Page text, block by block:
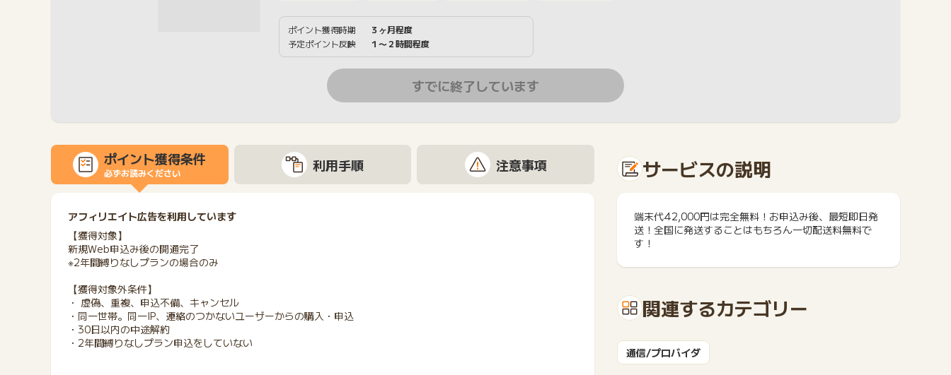
ポイント獲得時期
３ヶ月程度
予定ポイント反映
１〜２時間程度
すでに終了しています
ポイント獲得条件
必ずお読みください 利用手順 注意事項
アフィリエイト広告を利用しています
【獲得対象】
新規Web申込み後の開通完了
※2年間縛りなしプランの場合のみ
【獲得対象外条件】
・ 虚偽、重複、申込不備、キャンセル
・同一世帯。同一IP、連絡のつかないユーザーからの購入・申込
・30日以内の中途解約
・2年間縛りなしプラン申込をしていない
サービスの説明
端末代42,000円は完全無料！お申込み後、最短即日発
送！全国に発送することはもちろん一切配送料無料で
す！
関連するカテゴリー
通信/プロバイダ